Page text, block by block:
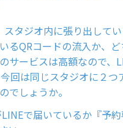
タジオ内に張り出して
るQRコードの流入か、
サービスは高額なので、
回は同じスタジオに２つ
でしょうか。
で届いているか『予約